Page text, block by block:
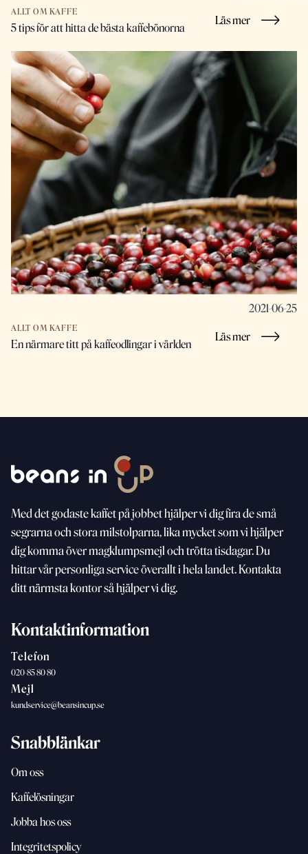
ALLT OM KAFFE
5 tips för att hitta de bästa kaffebönorna
Läs mer
2021-06-25
ALLT OM KAFFE
En närmare titt på kaffeodlingar i världen
Läs mer
Meddet godaste kaffet på jobbet hjälper vi dig fira de små
segrarna och stora milstolparna, lika mycket som vihjälper
dig komma över magklumpsmejl och tröttatisdagar. Du
hittar vår personliga service överallt i hela landet. Kontakta
ditt närmsta kontor så hjälper vi dig.
Kontaktinformation
Telefon
020-85 80 80
Mejl
kundservice@beansincup.se
Snabblänkar
Om oss
Kaffelösningar
Jobba hos oss
Integritetspolicy